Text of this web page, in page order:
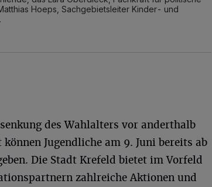
Hoeps, Sachgebietsleiter Kinder- und
des Wahlalters vor anderthalb
können Jugendliche am 9. Juni bereits ab
Die Stadt Krefeld bietet im Vorfeld
zahlreiche Aktionen und